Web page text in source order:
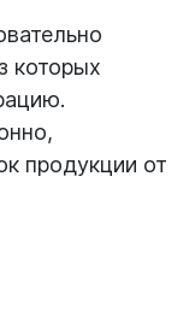
которых
продукции от